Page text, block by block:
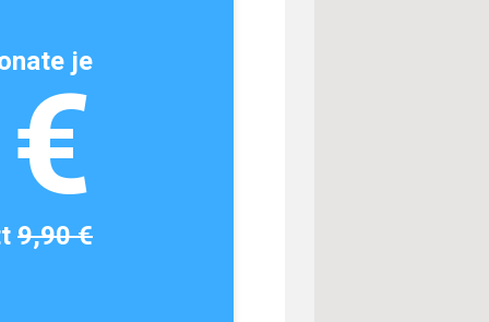
je
9,90 €